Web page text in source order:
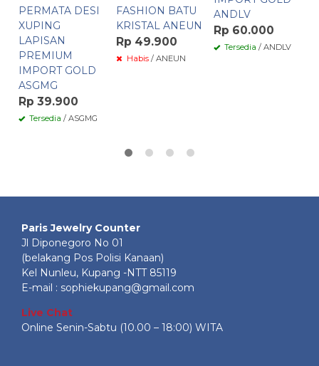
PERMATA DESI
XUPING
LAPISAN
PREMIUM
IMPORT GOLD
ASGMG
Rp 39.900
Tersedia / ASGMG
FASHION BATU
KRISTAL ANEUN
Rp 49.900
Habis / ANEUN
ANDLV
Rp 60.000
Tersedia / ANDLV
Paris Jewelry Counter
Jl Diponegoro No 01
(belakang Pos Polisi Kanaan)
Kel Nunleu, Kupang -NTT 85119
E-mail : sophiekupang@gmail.com
Live Chat
Online Senin-Sabtu (10.00 – 18:00) WITA